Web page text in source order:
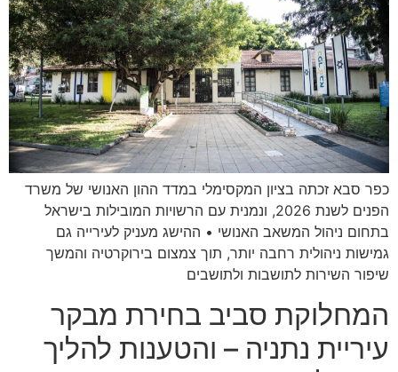
כפר סבא זכתה בציון המקסימלי במדד ההון האנושי של משרד
הפנים לשנת 2026, ונמנית עם הרשויות המובילות בישראל
בתחום ניהול המשאב האנושי • ההישג מעניק לעירייה גם
גמישות ניהולית רחבה יותר, תוך צמצום בירוקרטיה והמשך
שיפור השירות לתושבות ולתושבים
המחלוקת סביב בחירת מבקר
עיריית נתניה – והטענות להליך